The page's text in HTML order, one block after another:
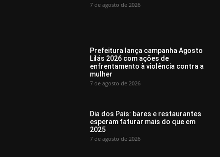
7 de agosto de 2026
Prefeitura lança campanha Agosto
Lilás 2026 com ações de
enfrentamento à violência contra a
mulher
7 de agosto de 2026
Dia dos Pais: bares e restaurantes
esperam faturar mais do que em
2025
7 de agosto de 2026